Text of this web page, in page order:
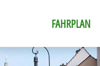
FAHRPLAN